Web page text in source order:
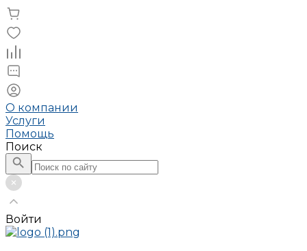
О компании
Услуги
Помощь
Поиск
Войти